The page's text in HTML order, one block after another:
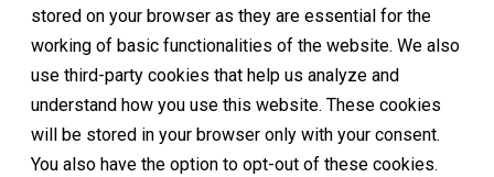
stored on your browser as they are essential for the
working of basic functionalities of the website. We also
use third-party cookies that help us analyze and
understand how you use this website. These cookies
will be stored in your browser only with your consent.
You also have the option to opt-out of these cookies.